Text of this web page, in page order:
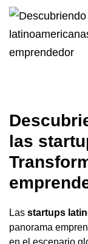
las
Las startups
panorama
en el escenario